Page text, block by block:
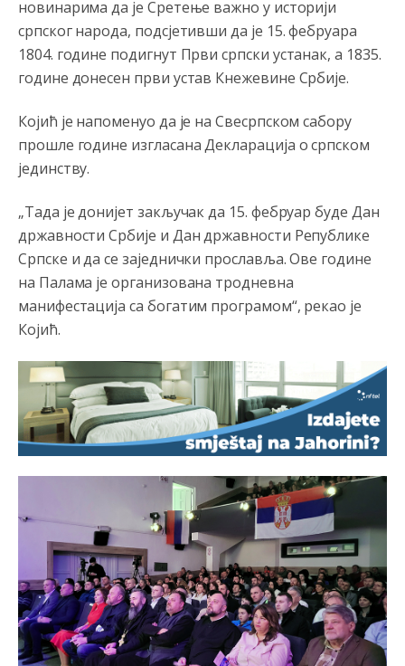
новинарима да је Сретење важно у историји
српског народа, подсјетивши да је 15. фебруара
1804. године подигнут Први српски устанак, а 1835.
године донесен први устав Кнежевине Србије.
Којић је напоменуо да је на Свесрпском сабору
прошле године изгласана Декларација о српском
јединству.
„Тада је донијет закључак да 15. фебруар буде Дан
државности Србије и Дан државности Републике
Српске и да се заједнички прославља. Ове године
на Палама је организована тродневна
манифестација са богатим програмом“, рекао је
Којић.